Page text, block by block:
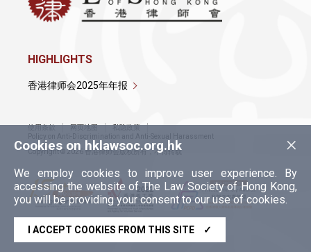
×
Cookies on hklawsoc.org.hk
We employ cookies to improve user experience. By
accessing the website of The Law Society of Hong Kong,
you will be providing your consent to our use of cookies.
I ACCEPT COOKIES FROM THIS SITE ✓
HIGHLIGHTS
香港律师会2025年年报
使用条款 网页地图
私隐政策
Policy on Anti-Discrimination and Anti-Sexual Harassment
Copyright © 2026 香港律师会版权所有，不得转载